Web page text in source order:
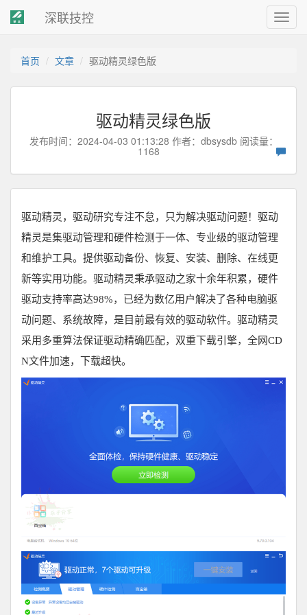
深联技控
首页 文章 驱动精灵绿色版
驱动精灵绿色版
发布时间：2024-04-03 01:13:28 作者： dbsysdb阅读量：
1168
驱动精灵，驱动研究专注不怠，只为解决驱动问题！驱动
精灵是集驱动管理和硬件检测于一体、专业级的驱动管理
和维护工具。提供驱动备份、恢复、安装、删除、在线更
新等实用功能。驱动精灵秉承驱动之家十余年积累，硬件
驱动支持率高达98%，已经为数亿用户解决了各种电脑驱
动问题、系统故障，是目前最有效的驱动软件。驱动精灵
采用多重算法保证驱动精确匹配，双重下载引擎，全网CD
N文件加速，下载超快。